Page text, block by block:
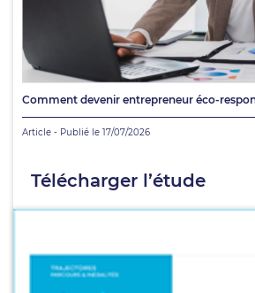
Comment devenir entrepreneur éco-
Article - Publié le 17/07/2026
Télécharger l’étude